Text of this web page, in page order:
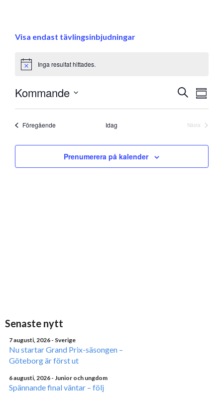
Visa endast tävlingsinbjudningar
Notice Inga resultat hittades.
Search
and
Views
Sök
Kommande
FöregåendeEvenemang Idag
Nästa
Prenumerera på kalender
Senaste nytt
7 augusti, 2026 - Sverige
Nu startar Grand Prix-säsongen –
Göteborg är först ut
6 augusti, 2026 - Junior och ungdom
Spännande final väntar – följ